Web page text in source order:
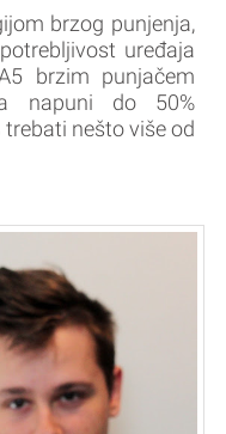
brzog punjenja,
uređaja
brzim punjačem
napuni do 50%
nešto više od